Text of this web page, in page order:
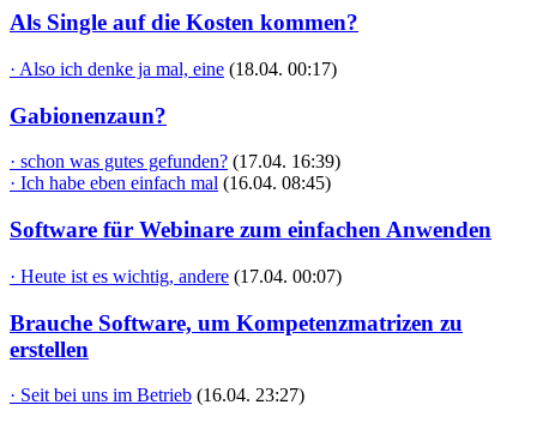
Als Single auf die Kosten kommen?
· Also ich denke ja mal, eine (18.04. 00:17)
Gabionenzaun?
· schon was gutes gefunden? (17.04. 16:39)
· Ich habe eben einfach mal (16.04. 08:45)
Software für Webinare zum einfachen Anwenden
· Heute ist es wichtig, andere (17.04. 00:07)
Brauche Software, um Kompetenzmatrizen zu
erstellen
· Seit bei uns im Betrieb (16.04. 23:27)